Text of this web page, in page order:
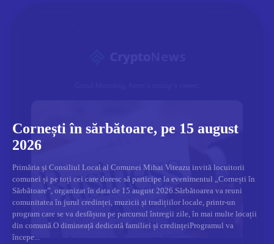
Cornești în sărbătoare, pe 15 august
2026
Primăria și Consiliul Local al Comunei Mihai Viteazu invită locuitorii
comunei și pe toți cei care doresc să participe la evenimentul „Cornești în
Sărbătoare”, organizat în data de 15 august 2026.Sărbătoarea va reuni
comunitatea în jurul credinței, muzicii și tradițiilor locale, printr-un
program care se va desfășura pe parcursul întregii zile, în mai multe locații
din comună.O dimineață dedicată familiei și credințeiProgramul va
începe...